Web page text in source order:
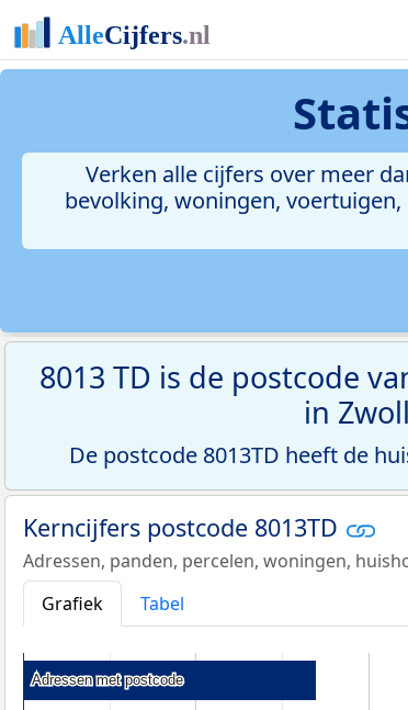
Verken alle cijfers over meer
bevolking, woningen,
8013 TD is de postcode
in
De postcode 8013TD heeft de
Kerncijfers postcode 8013TD
Adressen, panden, percelen, woningen,
Grafiek
Tabel
Adressen met postcode
Adressen met postcode